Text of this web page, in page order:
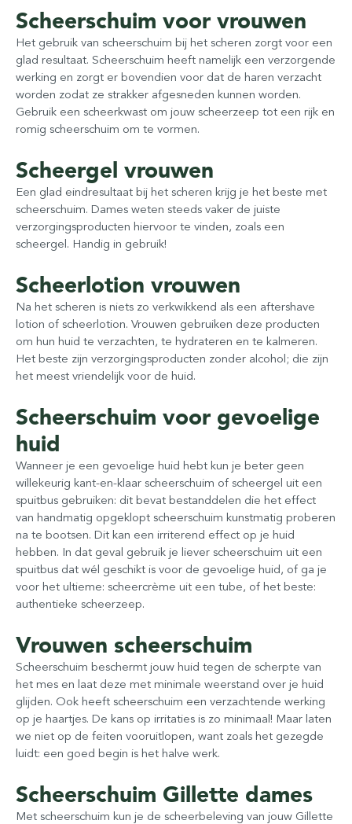
Scheerschuim voor vrouwen
Het gebruik van scheerschuim bij het scheren zorgt voor een
glad resultaat. Scheerschuim heeft namelijk een verzorgende
werking en zorgt er bovendien voor dat de haren verzacht
worden zodat ze strakker afgesneden kunnen worden.
Gebruik een scheerkwast om jouw scheerzeep tot een rijk en
romig scheerschuim om te vormen.
Scheergel vrouwen
Een glad eindresultaat bij het scheren krijg je het beste met
scheerschuim. Dames weten steeds vaker de juiste
verzorgingsproducten hiervoor te vinden, zoals een
scheergel. Handig in gebruik!
Scheerlotion vrouwen
Na het scheren is niets zo verkwikkend als een aftershave
lotion of scheerlotion. Vrouwen gebruiken deze producten
om hun huid te verzachten, te hydrateren en te kalmeren.
Het beste zijn verzorgingsproducten zonder alcohol; die zijn
het meest vriendelijk voor de huid.
Scheerschuim voor gevoelige
huid
Wanneer je een gevoelige huid hebt kun je beter geen
willekeurig kant-en-klaar scheerschuim of scheergel uit een
spuitbus gebruiken: dit bevat bestanddelen die het effect
van handmatig opgeklopt scheerschuim kunstmatig proberen
na te bootsen. Dit kan een irriterend effect op je huid
hebben. In dat geval gebruik je liever scheerschuim uit een
spuitbus dat wél geschikt is voor de gevoelige huid, of ga je
voor het ultieme: scheercrème uit een tube, of het beste:
authentieke scheerzeep.
Vrouwen scheerschuim
Scheerschuim beschermt jouw huid tegen de scherpte van
het mes en laat deze met minimale weerstand over je huid
glijden. Ook heeft scheerschuim een verzachtende werking
op je haartjes. De kans op irritaties is zo minimaal! Maar laten
we niet op de feiten vooruitlopen, want zoals het gezegde
luidt: een goed begin is het halve werk.
Scheerschuim Gillette dames
Met scheerschuim kun je de scheerbeleving van jouw Gillette